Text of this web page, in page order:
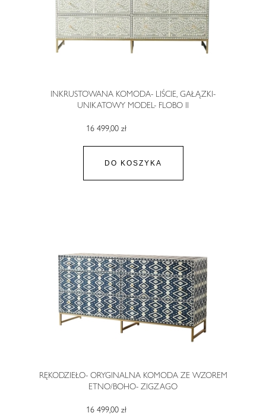
INKRUSTOWANA KOMODA- LIŚCIE, GAŁĄZKI-
UNIKATOWY MODEL- FLOBO II
16 499,00 zł
DO KOSZYKA
RĘKODZIEŁO- ORYGINALNA KOMODA ZE WZOREM
ETNO/BOHO- ZIGZAGO
16 499,00 zł